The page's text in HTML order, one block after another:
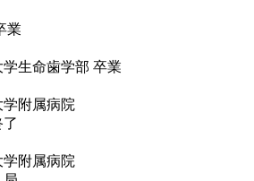
業
学生命歯学部 卒業
学附属病院
学附属病院